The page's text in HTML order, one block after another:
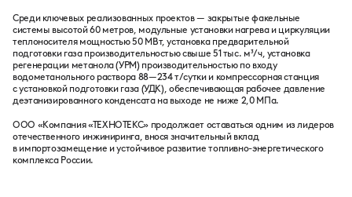
Среди ключевых реализованных проектов — закрытые факельные
системы высотой 60 метров, модульные установки нагрева и циркуляции
теплоносителя мощностью 50 МВт, установка предварительной
подготовки газа производительностью свыше 51 тыс. м³/ч, установка
регенерации метанола (УРМ) производительностью по входу
водометанольного раствора 88—234 т/сутки и компрессорная станция
с установкой подготовки газа (УДК), обеспечивающая рабочее давление
деэтанизированного конденсата на выходе не ниже 2,0 МПа.
ООО «Компания «ТЕХНОТЕКС» продолжает оставаться одним из лидеров
отечественного инжиниринга, внося значительный вклад
в импортозамещение и устойчивое развитие топливно-энергетического
комплекса России.